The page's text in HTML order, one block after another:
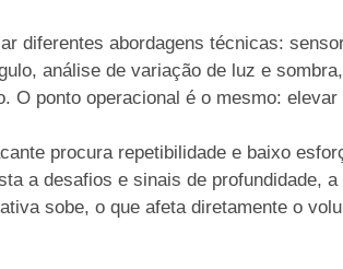
diferentes abordagens técnicas:
análise de variação de luz e
O ponto operacional é o mesmo:
procura repetibilidade e baixo
a desafios e sinais de profundidade,
sobe, o que afeta diretamente o